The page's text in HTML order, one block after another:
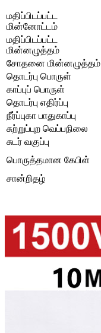
மதிப்பிடப்பட்ட
மின்னோட்டம்
மதிப்பிடப்பட்ட
மின்னழுத்தம்
சோதனை மின்னழுத்தம்
தொடர்பு பொருள்
காப்புப் பொருள்
தொடர்பு எதிர்ப்பு
நீர்ப்புகா பாதுகாப்பு
சுற்றுப்புற வெப்பநிலை
சுடர் வகுப்பு
பொருத்தமான கேபிள்
சான்றிதழ்